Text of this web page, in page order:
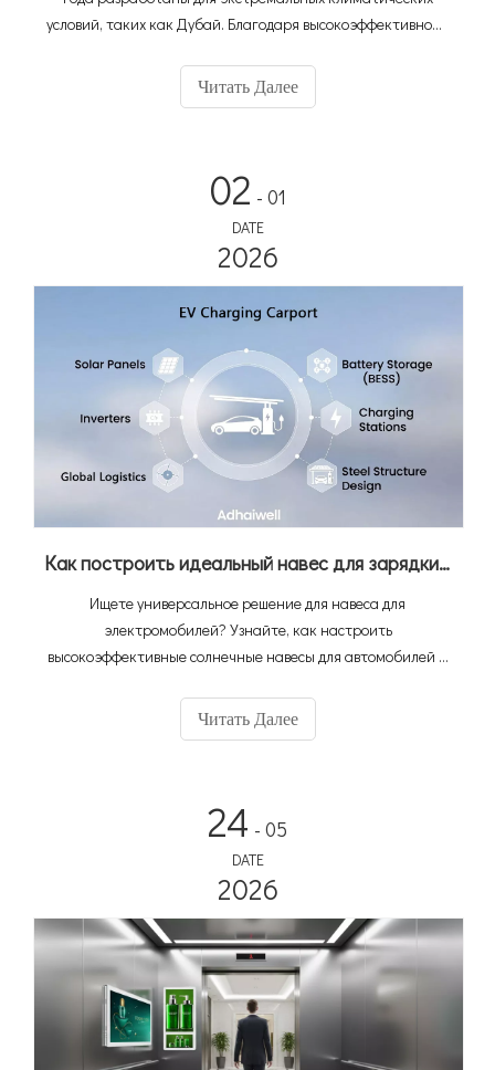
условий, таких как Дубай. Благодаря высокоэффективному
ШИМ-управлением и сверхвысокой яркости 3000 нит наша
система остается полностью работоспособной даже при
CMS 4G — все, что вам нужно, — это фундамент и мощность.
Читать Далее
02 - 01
DATE
2026
Как построить идеальный навес для зарядки электромобилей: руководство по настройке навесов для автомобилей с Adhaiwell China
Ищете универсальное решение для навеса для
электромобилей? Узнайте, как настроить
высокоэффективные солнечные навесы для автомобилей и
Adhaiwell. Получите точные расценки с помощью нашего
технического руководства.
Читать Далее
24 - 05
DATE
2026